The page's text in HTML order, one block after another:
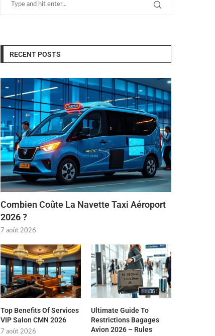
RECENT POSTS
Combien Coûte La Navette Taxi Aéroport
2026 ?
7 août 2026
Top Benefits Of Services
VIP Salon CMN 2026
7 août 2026
Ultimate Guide To
Restrictions Bagages
Avion 2026 – Rules